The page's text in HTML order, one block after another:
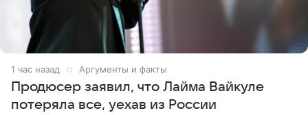
1 час назад Аргументы и факты
Продюсер заявил, что Лайма Вайкуле
потеряла все, уехав из России